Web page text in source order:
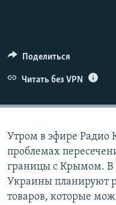
ELIFBE
УКРАИНСКАЯ ПРОБЛЕМА
Поделиться
Читать без VPN
Утром в эфире Радио
проблемах
границы с Крымом. В
Украины планируют
товаров, которые